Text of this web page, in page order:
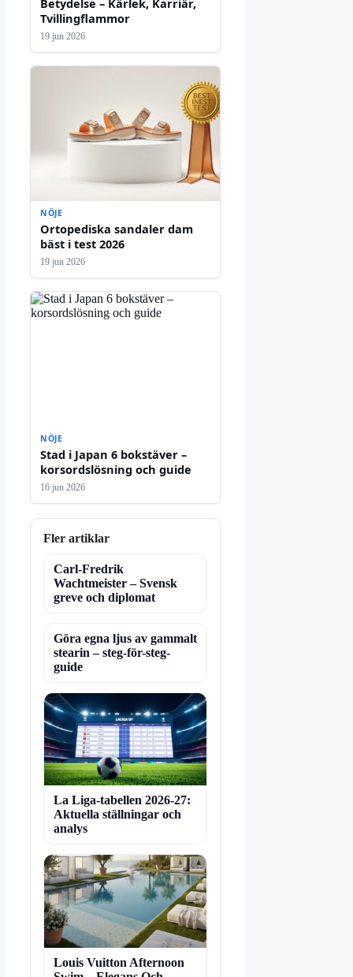
Tvillingflammor
19 jun 2026
NÖJE
Ortopediska sandaler dam
bäst i test 2026
19 jun 2026
NÖJE
Stad i Japan 6 bokstäver –
korsordslösning och guide
16 jun 2026
Fler artiklar
Carl-Fredrik
Wachtmeister – Svensk
greve och diplomat
Göra egna ljus av gammalt
stearin – steg-för-steg-
guide
La Liga-tabellen 2026-27:
Aktuella ställningar och
analys
Louis Vuitton Afternoon